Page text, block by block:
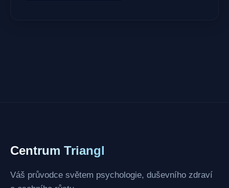
Centrum Triangl
Váš průvodce světem psychologie, duševního zdraví